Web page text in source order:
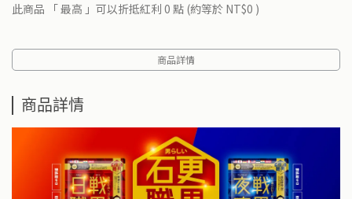
此商品 「 最高 」可以折抵紅利 0 點 (約等於 NT$0 )
商品詳情
商品詳情